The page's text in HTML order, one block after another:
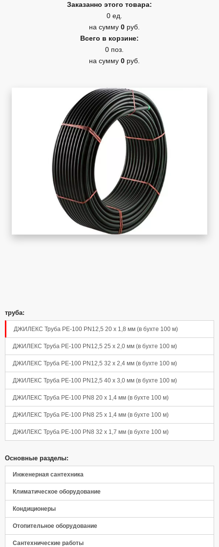
Заказанно этого товара:
0 ед.
на сумму 0 руб.
Всего в корзине:
0 поз.
на сумму 0 руб.
труба:
ДЖИЛЕКС Труба РЕ-100 PN12,5 20 х 1,8 мм (в бухте 100 м)
ДЖИЛЕКС Труба РЕ-100 PN12,5 25 х 2,0 мм (в бухте 100 м)
ДЖИЛЕКС Труба РЕ-100 PN12,5 32 х 2,4 мм (в бухте 100 м)
ДЖИЛЕКС Труба РЕ-100 PN12,5 40 х 3,0 мм (в бухте 100 м)
ДЖИЛЕКС Труба РЕ-100 PN8 20 х 1,4 мм (в бухте 100 м)
ДЖИЛЕКС Труба РЕ-100 PN8 25 х 1,4 мм (в бухте 100 м)
ДЖИЛЕКС Труба РЕ-100 PN8 32 х 1,7 мм (в бухте 100 м)
Основные разделы:
Инженерная сантехника
Климатическое оборудование
Кондиционеры
Отопительное оборудование
Сантехнические работы
Панель управления